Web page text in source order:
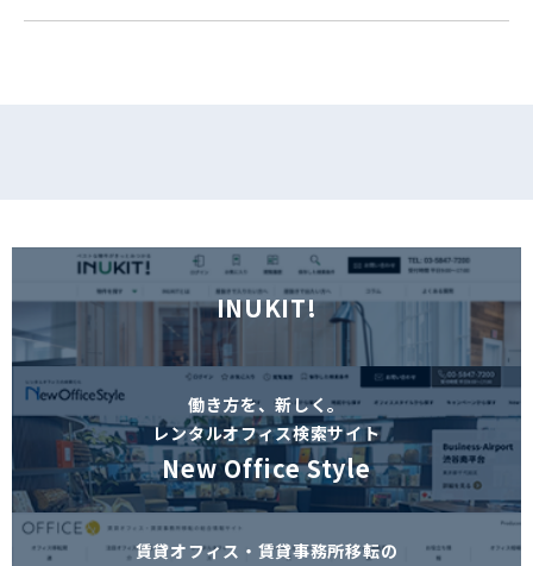
INUKIT!
働き方を、新しく。
レンタルオフィス検索サイト
New Office Style
賃貸オフィス・賃貸事務所移転の